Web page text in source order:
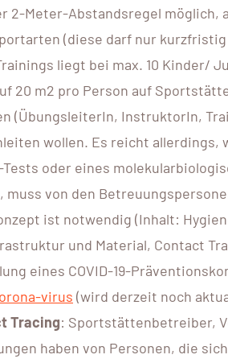
2-Meter-Abstandsregel möglich,
(diese darf nur
liegt bei max. 10 Kinder/
20 m2 pro Person auf
(ÜbungsleiterIn, InstruktorIn,
wollen. Es reicht allerdings,
oder eines
von den
ist notwendig (Inhalt:
und Material, Contact
eines COVID-19-
virus (wird derzeit noch
Tracing: Sportstättenbetreiber,
haben von Personen, die